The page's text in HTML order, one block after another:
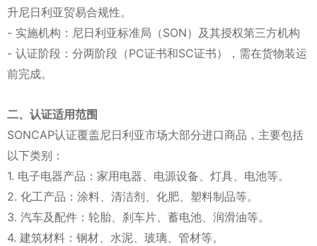
升尼日利亚贸易合规性。
- 实施机构：尼日利亚标准局（SON）及其授权第三方机构
- 认证阶段：分两阶段（PC证书和SC证书），需在货物装运
前完成。
二、认证适用范围
SONCAP认证覆盖尼日利亚市场大部分进口商品，主要包括
以下类别：
1. 电子电器产品：家用电器、电源设备、灯具、电池等。
2. 化工产品：涂料、清洁剂、化肥、塑料制品等。
3. 汽车及配件：轮胎、刹车片、蓄电池、润滑油等。
4. 建筑材料：钢材、水泥、玻璃、管材等。